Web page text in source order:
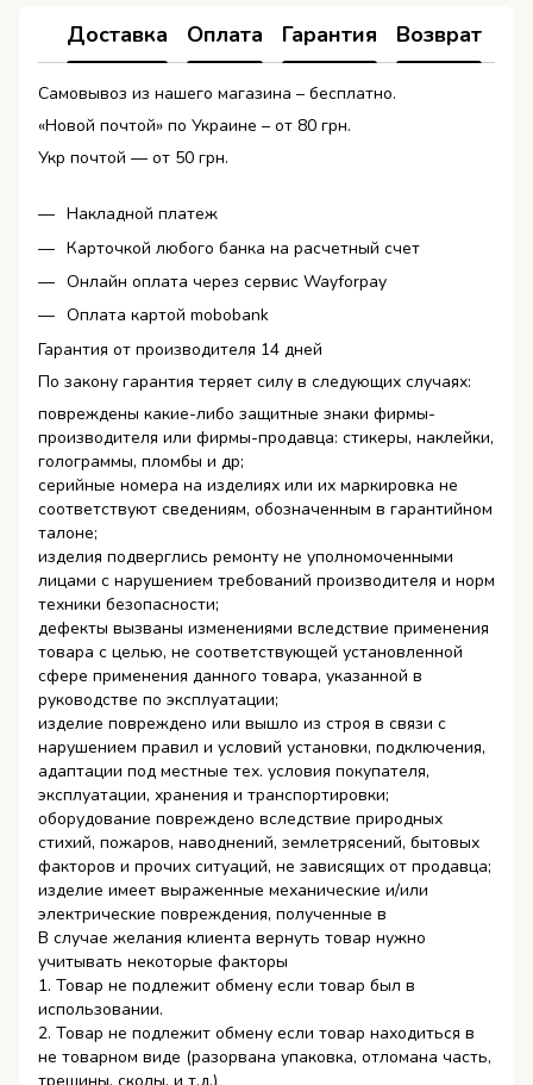
Доставка Оплата Гарантия Возврат
Самовывоз из нашего магазина – бесплатно.
«Новой почтой» по Украине – от 80 грн.
Укр почтой — от 50 грн.
Накладной платеж
Карточкой любого банка на расчетный счет
Онлайн оплата через сервис Wayforpay
Оплата картой mobobank
Гарантия от производителя 14 дней
По закону гарантия теряет силу в следующих случаях:
повреждены какие-либо защитные знаки фирмы-
производителя или фирмы-продавца: стикеры, наклейки,
голограммы, пломбы и др;
серийные номера на изделиях или их маркировка не
соответствуют сведениям, обозначенным в гарантийном
талоне;
изделия подверглись ремонту не уполномоченными
лицами с нарушением требований производителя и норм
техники безопасности;
дефекты вызваны изменениями вследствие применения
товара с целью, не соответствующей установленной
сфере применения данного товара, указанной в
руководстве по эксплуатации;
изделие повреждено или вышло из строя в связи с
нарушением правил и условий установки, подключения,
адаптации под местные тех. условия покупателя,
эксплуатации, хранения и транспортировки;
оборудование повреждено вследствие природных
стихий, пожаров, наводнений, землетрясений, бытовых
факторов и прочих ситуаций, не зависящих от продавца;
изделие имеет выраженные механические и/или
электрические повреждения, полученные в
В случае желания клиента вернуть товар нужно
учитывать некоторые факторы
1. Товар не подлежит обмену если товар был в
использовании.
2. Товар не подлежит обмену если товар находиться в
не товарном виде (разорвана упаковка, отломана часть,